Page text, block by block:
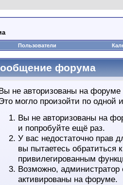
Пользователи
форума
не авторизованы на форуме
могло произойти по одной
Вы не авторизованы на
и попробуйте ещё раз.
У вас недостаточно прав
вы пытаетесь обратиться
привилегированным
Возможно,
активированы на форуме.